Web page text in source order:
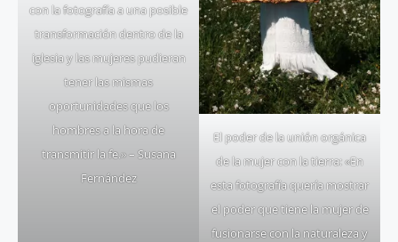
con la fotografía a una posible
transformación dentro de la
iglesia y las mujeres pudieran
tener las mismas
oportunidades que los
hombres a la hora de
transmitir la fe.» – Susana
Fernández
El poder de la unión orgánica
de la mujer con la tierra: «En
esta fotografía quería mostrar
el poder que tiene la mujer de
fusionarse con la naturaleza y